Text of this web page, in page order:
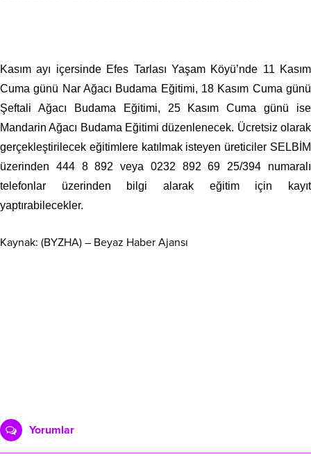
Kasım ayı içersinde Efes Tarlası Yaşam Köyü’nde 11 Kasım
Cuma günü Nar Ağacı Budama Eğitimi, 18 Kasım Cuma günü
Şeftali Ağacı Budama Eğitimi, 25 Kasım Cuma günü ise
Mandarin Ağacı Budama Eğitimi düzenlenecek. Ücretsiz olarak
gerçekleştirilecek eğitimlere katılmak isteyen üreticiler SELBİM
üzerinden 444 8 892 veya 0232 892 69 25/394 numaralı
telefonlar üzerinden bilgi alarak eğitim için kayıt
yaptırabilecekler.
Kaynak: (BYZHA) – Beyaz Haber Ajansı
Yorumlar